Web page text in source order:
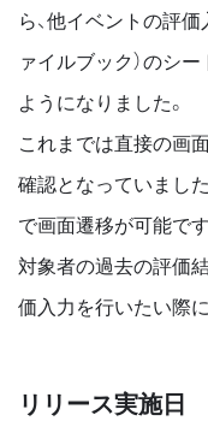
ら、他イベントの評
ァイルブック）のシ
ようになりました。
これまでは直接の画
確認となっていまし
で画面遷移が可能です
対象者の過去の評価
価入力を行いたい際
リリース実施日